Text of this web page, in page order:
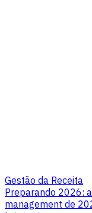
Gestão da Receita
Preparando 2026:
management de